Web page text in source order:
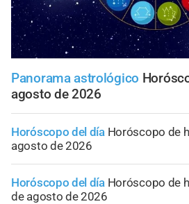
Panorama astrológico
agosto de 2026
Horóscopo del día Horóscopo de
agosto de 2026
Horóscopo del día Horóscopo de
de agosto de 2026